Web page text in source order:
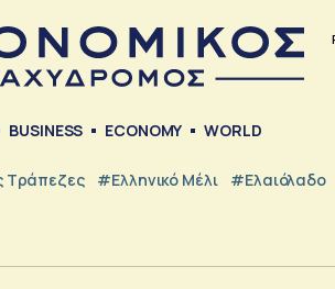
BUSINESS ECONOMY WORLD
Τράπεζες #Ελληνικό Μέλι #Ελαιόλαδο